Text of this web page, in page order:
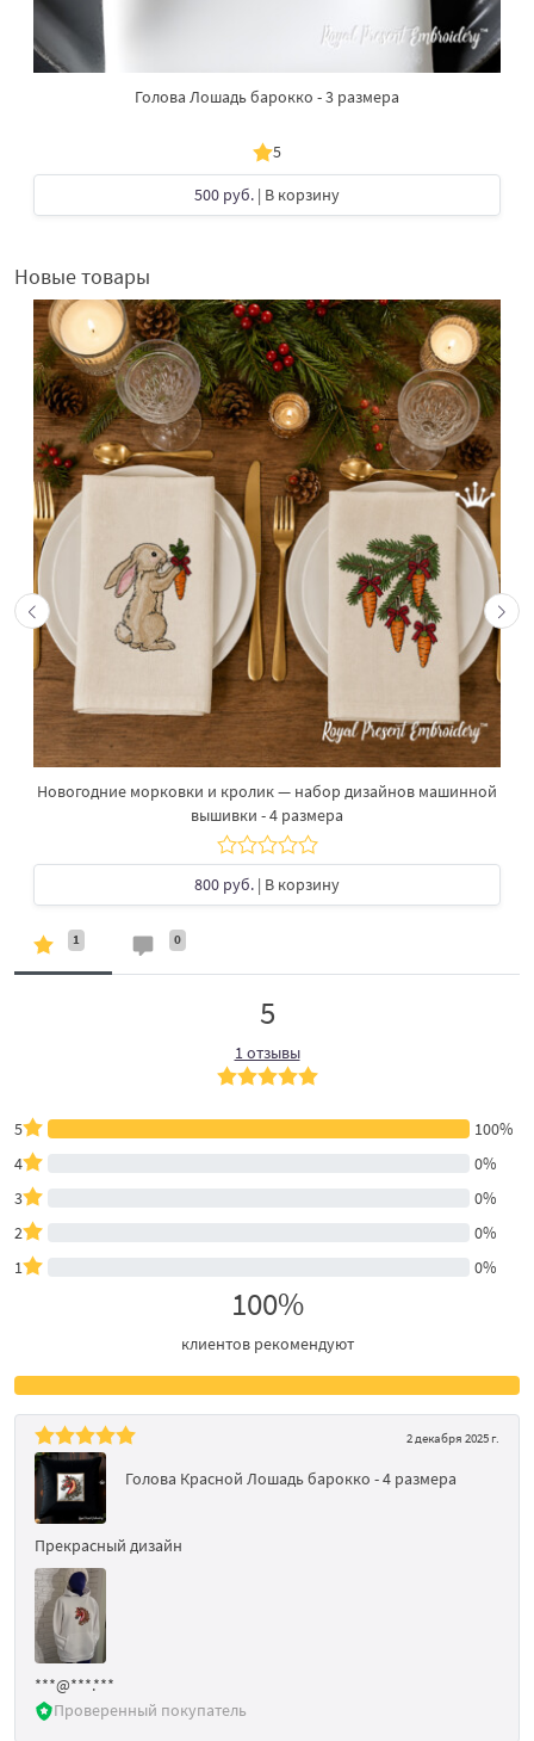
Голова Лошадь барокко - 3 размера
5
500 руб. | В корзину
Новые товары
Новогодние морковки и кролик — набор дизайнов машинной
вышивки - 4 размера
800 руб. | В корзину
1 0
5
1 отзывы
5
100%
4
0%
3
0%
2
0%
1
0%
100%
клиентов рекомендуют
2 декабря 2025 г.
Голова Красной Лошадь барокко - 4 размера
Прекрасный дизайн
***@***.***
Проверенный покупатель